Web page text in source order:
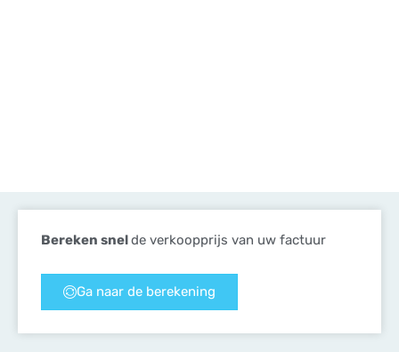
Bereken snelde verkoopprijs van uw factuur
Ga naar de berekening